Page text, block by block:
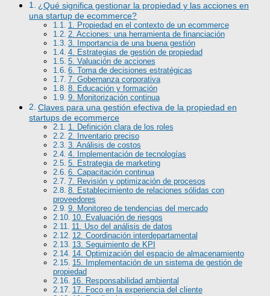
¿Qué significa gestionar la propiedad y las acciones en
una startup de ecommerce?
1. Propiedad en el contexto de un ecommerce
2. Acciones: una herramienta de financiación
3. Importancia de una buena gestión
4. Estrategias de gestión de propiedad
5. Valuación de acciones
6. Toma de decisiones estratégicas
7. Gobernanza corporativa
8. Educación y formación
9. Monitorización continua
Claves para una gestión efectiva de la propiedad en
startups de ecommerce
1. Definición clara de los roles
2. Inventario preciso
3. Análisis de costos
4. Implementación de tecnologías
5. Estrategia de marketing
6. Capacitación continua
7. Revisión y optimización de procesos
8. Establecimiento de relaciones sólidas con
proveedores
9. Monitoreo de tendencias del mercado
10. Evaluación de riesgos
11. Uso del análisis de datos
12. Coordinación interdepartamental
13. Seguimiento de KPI
14. Optimización del espacio de almacenamiento
15. Implementación de un sistema de gestión de
propiedad
16. Responsabilidad ambiental
17. Foco en la experiencia del cliente